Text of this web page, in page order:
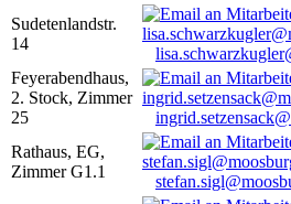
Sudetenlandstr.
14
Feyerabendhaus,
2. Stock, Zimmer
25
Rathaus, EG,
Zimmer G1.1